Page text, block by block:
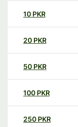
10 PKR
20 PKR
50 PKR
100 PKR
250 PKR